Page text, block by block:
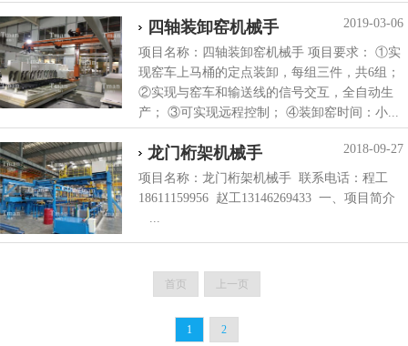
2019-03-06
四轴装卸窑机械手
项目名称：四轴装卸窑机械手 项目要求： ①实
现窑车上马桶的定点装卸，每组三件，共6组；
②实现与窑车和输送线的信号交互，全自动生
产； ③可实现远程控制； ④装卸窑时间：小...
2018-09-27
龙门桁架机械手
项目名称：龙门桁架机械手 联系电话：程工
18611159956 赵工13146269433 一、项目简介
...
首页 上一页
1 2